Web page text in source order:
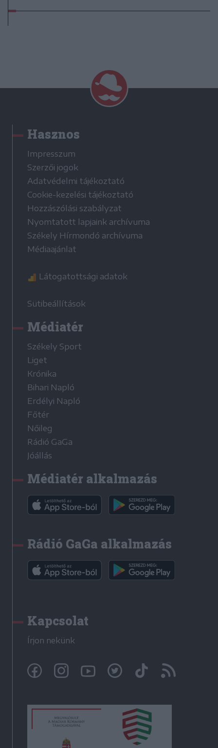
Hasznos
Impresszum
Szerzői jogok
Adatvédelmi tájékoztató
Cookie-kezelési tájékoztató
Hozzászólási szabályzat
Nyomtatott lapjaink archívuma
Székely Hírmondó archívuma
Médiaajánlat
Látogatottsági adatok
Sütibeállítások
Médiatér
Székely Sport
Liget
Krónika
Bihari Napló
Erdélyi Napló
Főtér
Nőileg
Rádió GaGa
Jóállás
Médiatér alkalmazás
Rádió GaGa alkalmazás
Kapcsolat
Írjon nekünk